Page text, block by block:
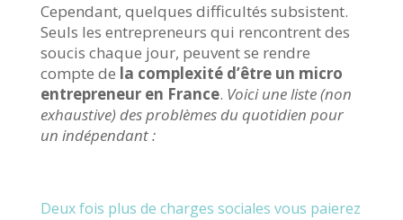
Cependant, quelques difficultés subsistent.
Seuls les entrepreneurs qui rencontrent des
soucis chaque jour, peuvent se rendre
compte de la complexité d’être un micro
entrepreneur en France. Voici une liste (non
exhaustive) des problèmes du quotidien pour
un indépendant :
Deux fois plus de charges sociales vous paierez